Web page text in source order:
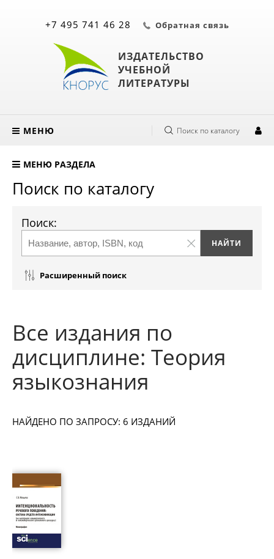
ИЗДАТЕЛЬСТВО
УЧЕБНОЙ
ЛИТЕРАТУРЫ
+7 495 741 46 28 Обратная связь
МЕНЮ Поиск по каталогу
МЕНЮ РАЗДЕЛА
Поиск по каталогу
Поиск:
Расширенный поиск
Все издания по
дисциплине: Теория
языкознания
НАЙДЕНО ПО ЗАПРОСУ: 6 ИЗДАНИЙ